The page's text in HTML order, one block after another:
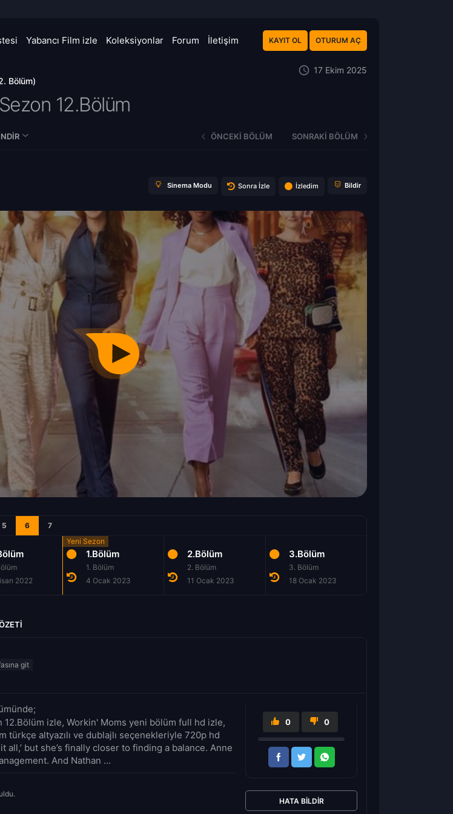
Yabancı Film izle Koleksiyonlar Forum İletişim KAYIT OL OTURUM AÇ
Bölüm)
17 Ekim 2025
12.Bölüm
ÖNCEKI BÖLÜM SONRAKI BÖLÜM
Sinema Modu Sonra İzle İzledim Bildir
5 6 7
2022
1.Bölüm
1. Bölüm
4 Ocak 2023
2.Bölüm
2. Bölüm
11 Ocak 2023
3.Bölüm
3. Bölüm
18 Ocak 2023
12.Bölüm izle, Workin' Moms yeni bölüm full hd izle,
türkçe altyazılı ve dublajlı seçenekleriyle 720p hd
all,’ but she’s finally closer to finding a balance. Anne
And Nathan ...
0 0
HATA BILDIR